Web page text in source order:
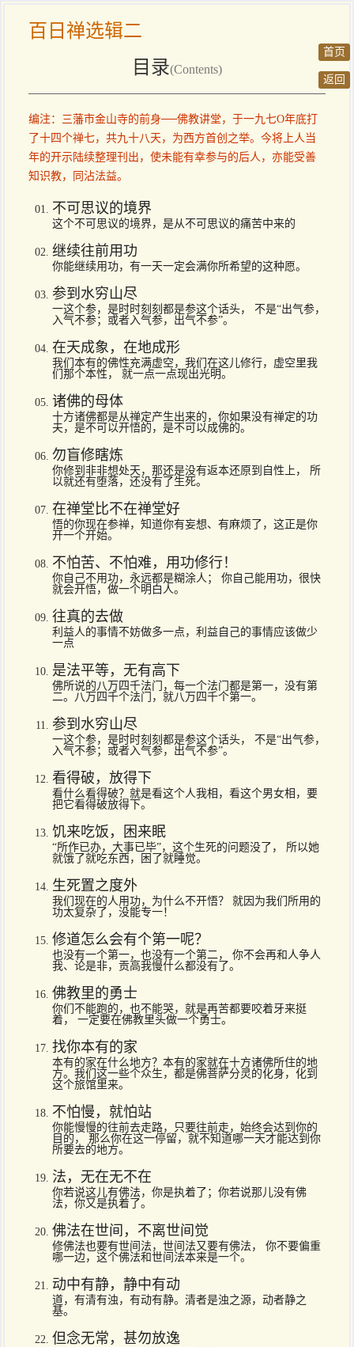
返回
首页
百日禅选辑二
目录(Contents)
编注：三藩市金山寺的前身──佛教讲堂，于一九七Ο年底打
了十四个禅七，共九十八天，为西方首创之举。今将上人当
年的开示陆续整理刊出，使未能有幸参与的后人，亦能受善
知识教，同沾法益。
不可思议的境界
这个不可思议的境界，是从不可思议的痛苦中来的
继续往前用功
你能继续用功，有一天一定会满你所希望的这种愿。
参到水穷山尽
一这个参，是时时刻刻都是参这个话头， 不是“出气参，
入气不参；或者入气参，出气不参”。
在天成象，在地成形
我们本有的佛性充满虚空，我们在这儿修行，虚空里我
们那个本性， 就一点一点现出光明。
诸佛的母体
十方诸佛都是从禅定产生出来的，你如果没有禅定的功
夫，是不可以开悟的，是不可以成佛的。
勿盲修瞎炼
你修到非非想处天，那还是没有返本还原到自性上， 所
以就还有堕落，还没有了生死。
在禅堂比不在禅堂好
悟的你现在参禅，知道你有妄想、有麻烦了，这正是你
开一个开始。
不怕苦、不怕难，用功修行！
你自己不用功，永远都是糊涂人； 你自己能用功，很快
就会开悟，做一个明白人。
往真的去做
利益人的事情不妨做多一点，利益自己的事情应该做少
一点
是法平等，无有高下
佛所说的八万四千法门，每一个法门都是第一，没有第
二。八万四千个法门，就八万四千个第一。
参到水穷山尽
一这个参，是时时刻刻都是参这个话头， 不是“出气参，
入气不参；或者入气参，出气不参”。
看得破，放得下
看什么看得破？就是看这个人我相，看这个男女相，要
把它看得破放得下。
饥来吃饭，困来眠
“所作已办，大事已毕”，这个生死的问题没了， 所以她
就饿了就吃东西，困了就睡觉。
生死置之度外
我们现在的人用功，为什么不开悟？ 就因为我们所用的
功太复杂了，没能专一！
修道怎么会有个第一呢？
也没有一个第一，也没有一个第二， 你不会再和人争人
我、论是非，贡高我慢什么都没有了。
佛教里的勇士
你们不能跑的，也不能哭，就是再苦都要咬着牙来挺
着， 一定要在佛教里头做一个勇士。
找你本有的家
本有的家在什么地方？本有的家就在十方诸佛所住的地
方。我们这一些个众生，都是佛菩萨分灵的化身，化到
这个旅馆里来。
不怕慢，就怕站
你能慢慢的往前去走路，只要往前走，始终会达到你的
目的， 那么你在这一停留，就不知道哪一天才能达到你
所要去的地方。
法，无在无不在
你若说这儿有佛法，你是执着了；你若说那儿没有佛
法，你又是执着了。
佛法在世间，不离世间觉
修佛法也要有世间法，世间法又要有佛法， 你不要偏重
哪一边，这个佛法和世间法本来是一个。
动中有静，静中有动
道，有清有浊，有动有静。清者是浊之源，动者静之
基。
但念无常，甚勿放逸